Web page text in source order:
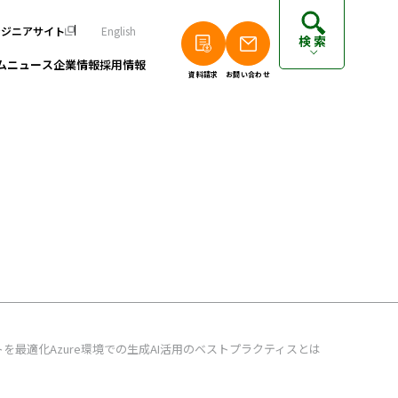
ニアサイト English
ニュース企業情報採用情報
資料請求 お問い合わせ
検索
最適化Azure環境での生成AI活用のベストプラクティスとは